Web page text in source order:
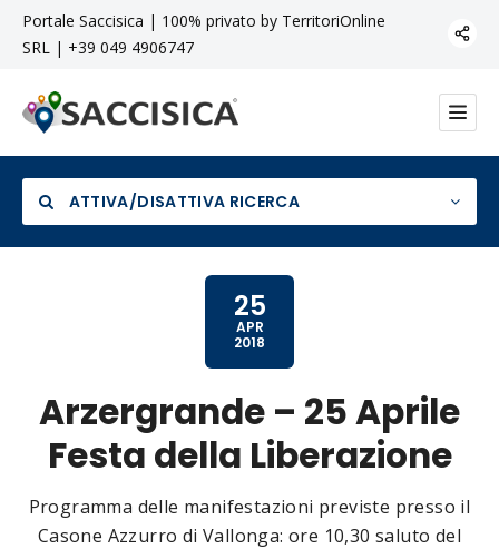
Portale Saccisica | 100% privato by TerritoriOnline
SRL | +39 049 4906747
ATTIVA/DISATTIVA RICERCA
25
APR
2018
Arzergrande – 25 Aprile
Festa della Liberazione
Programma delle manifestazioni previste presso il
Casone Azzurro di Vallonga: ore 10,30 saluto del